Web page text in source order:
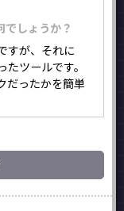
でしょうか？
すが、それに
ツールです。
だったかを簡単